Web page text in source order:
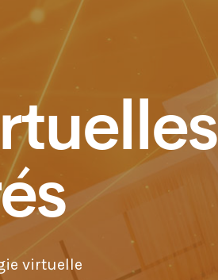
virtuelle